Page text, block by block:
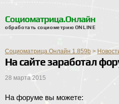
Социоматрица.Онлайн
обработать социометрию ONLINE
Отзывы
Справка
Форум
Социоматрица.Онлайн 1.859b >
На сайте заработал
28 марта 2015
На форуме вы можете: